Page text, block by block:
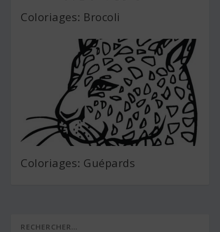
Coloriages: Brocoli
Coloriages: Guépards